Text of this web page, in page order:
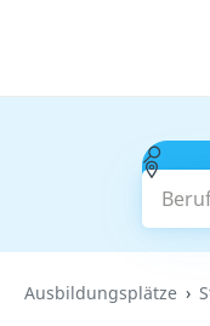
Ausbildungsplätze